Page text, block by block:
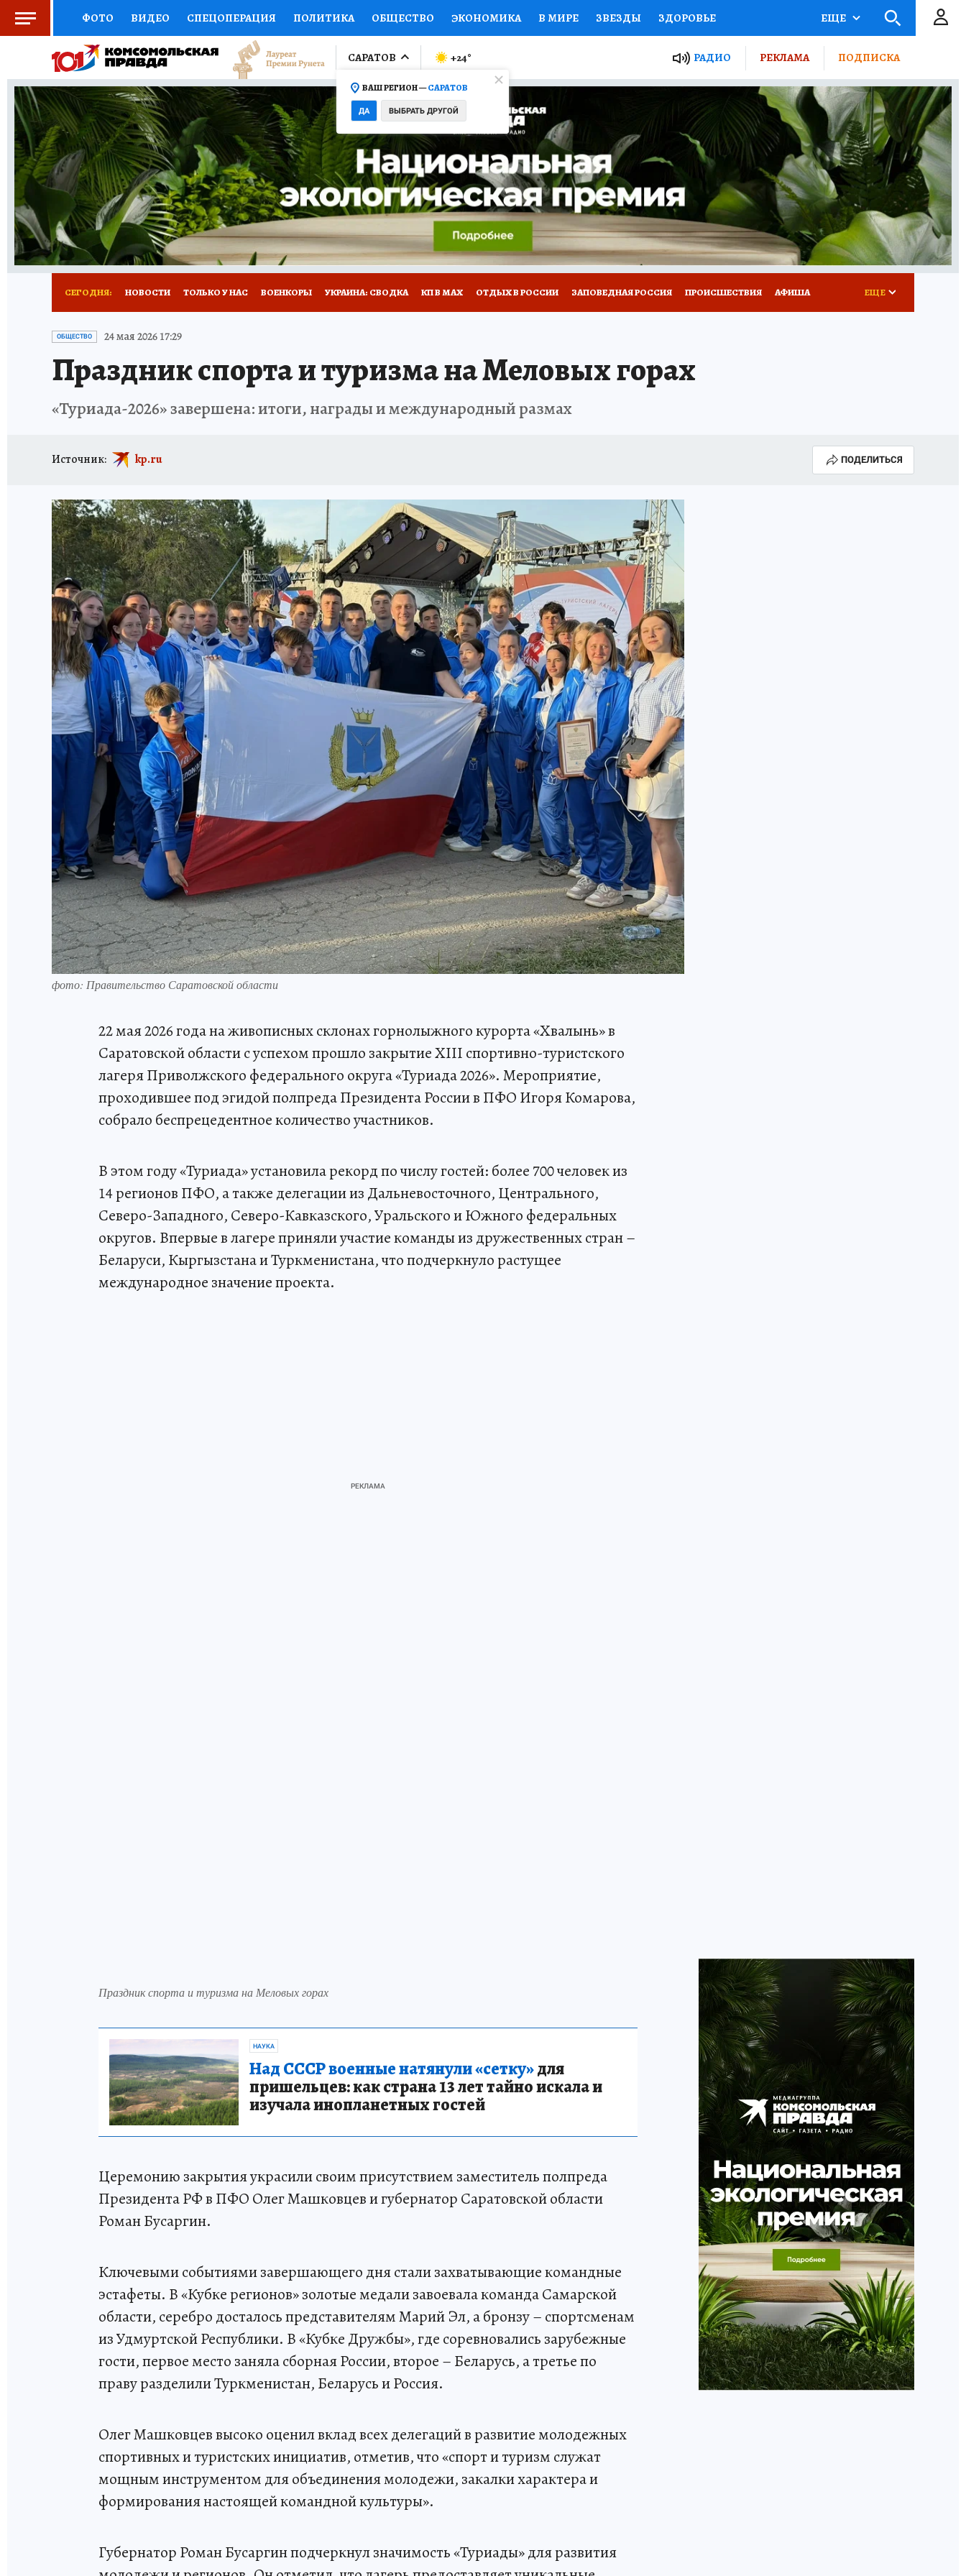
ФОТО ВИДЕО СПЕЦОПЕРАЦИЯ ПОЛИТИКА ОБЩЕСТВО ЭКОНОМИКА В МИРЕ ЗВЕЗДЫ ЗДОРОВЬЕ
СОЦПОДДЕРЖКА НАУКА СПОРТ КОЛУМНИСТЫ ПРОИСШЕСТВИЯ НАЦИОНАЛЬНЫЕ ПРОЕКТЫ РОССИИ
ВЫБОР ЭКСПЕРТОВ ДОКТОР ФИНАНСЫ ОТКРЫВАЕМ МИР Я ЗНАЮ СЕМЬЯ ЖЕНСКИЕ СЕКРЕТЫ ПУТЕВОДИТЕЛЬ
КНИЖНАЯ ПОЛКА ПРОГНОЗЫ НА СПОРТ ПРОМОКОДЫ СЕРИАЛЫ СПЕЦПРОЕКТЫ ДЕФИЦИТ ЖЕЛЕЗА ТУРИЗМ
ПРЕСС-ЦЕНТР НЕДВИЖИМОСТЬ ТЕЛЕВИЗОР КОЛЛЕКЦИИ КОНКУРСЫ РАБОТА У НАС ГИД ПОТРЕБИТЕЛЯ ВСЕ О КП
РАДИО КП РЕКЛАМА ТЕСТЫ НОВОЕ НА САЙТЕ
ЕЩЕ
САРАТОВ
ВАШ РЕГИОН —САРАТОВ
ДА ВЫБРАТЬ ДРУГОЙ
+24° РАДИО РЕКЛАМА ПОДПИСКА
СЕГОДНЯ: НОВОСТИ ТОЛЬКО У НАС ВОЕНКОРЫ УКРАИНА: СВОДКА КП В МАХ ОТДЫХ В РОССИИ ЗАПОВЕДНАЯ РОССИЯ ПРОИСШЕСТВИЯ АФИША
ИСПЫТАНО НА СЕБЕ
ЕЩЕ
ОБЩЕСТВО 24 мая 2026 17:29
Праздник спорта и туризма на Меловых горах
«Туриада-2026» завершена: итоги, награды и международный размах
Источник: kp.ru ПОДЕЛИТЬСЯ
фото: Правительство Саратовской области
22 мая 2026 года на живописных склонах горнолыжного курорта «Хвалынь» в
Саратовской области с успехом прошло закрытие XIII спортивно-туристского
лагеря Приволжского федерального округа «Туриада 2026». Мероприятие,
проходившее под эгидой полпреда Президента России в ПФО Игоря Комарова,
собрало беспрецедентное количество участников.
В этом году «Туриада» установила рекорд по числу гостей: более 700 человек из
14 регионов ПФО, а также делегации из Дальневосточного, Центрального,
Северо-Западного, Северо-Кавказского, Уральского и Южного федеральных
округов. Впервые в лагере приняли участие команды из дружественных стран –
Беларуси, Кыргызстана и Туркменистана, что подчеркнуло растущее
международное значение проекта.
Праздник спорта и туризма на Меловых горах
НАУКА
Над СССР военные натянули «сетку»для
пришельцев: как страна 13 лет тайно искала и
изучала инопланетных гостей
Церемонию закрытия украсили своим присутствием заместитель полпреда
Президента РФ в ПФО Олег Машковцев и губернатор Саратовской области
Роман Бусаргин.
Ключевыми событиями завершающего дня стали захватывающие командные
эстафеты. В «Кубке регионов» золотые медали завоевала команда Самарской
области, серебро досталось представителям Марий Эл, а бронзу – спортсменам
из Удмуртской Республики. В «Кубке Дружбы», где соревновались зарубежные
гости, первое место заняла сборная России, второе – Беларусь, а третье по
праву разделили Туркменистан, Беларусь и Россия.
Олег Машковцев высоко оценил вклад всех делегаций в развитие молодежных
спортивных и туристских инициатив, отметив, что «спорт и туризм служат
мощным инструментом для объединения молодежи, закалки характера и
формирования настоящей командной культуры».
Губернатор Роман Бусаргин подчеркнул значимость «Туриады» для развития